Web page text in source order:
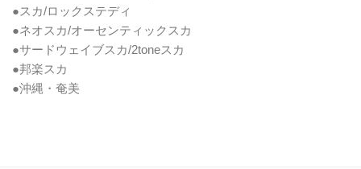
●スカ/ロックステディ
●ネオスカ/オーセンティックスカ
●サードウェイブスカ/2toneスカ
●邦楽スカ
●沖縄・奄美